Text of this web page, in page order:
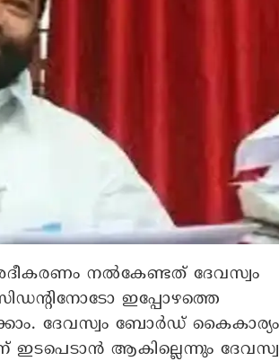
നൽകേണ്ടത് ദേവസ്വം
ഇപ്പോഴത്തെ
ദേവസ്വം ബോർഡ് കൈകാര്യം
ആകില്ലെന്നും